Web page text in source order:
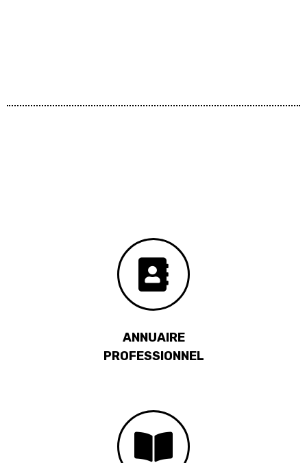
ANNUAIRE
PROFESSIONNEL